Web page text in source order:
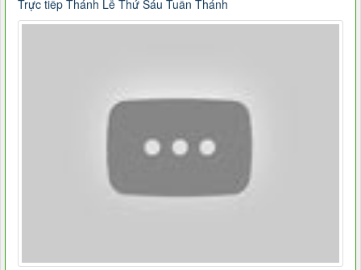
Trực tiếp Thánh Lễ Thứ Sáu Tuần Thánh